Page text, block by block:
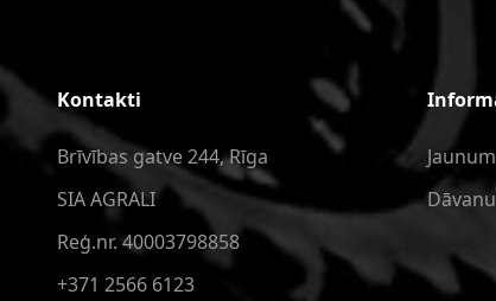
Kontakti
Brīvības gatve 244, Rīga
SIA AGRALI
Reģ.nr. 40003798858
+371 2566 6123